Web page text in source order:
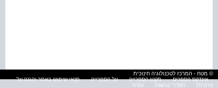
© מטח - המרכז לטכנולוגיה חינוכית
אינדקס הספרים
תקנון הספרייה על הספרייה
תנאי שימוש באתר והגנה על
פרטיות
הסדרי נגישות עזרה